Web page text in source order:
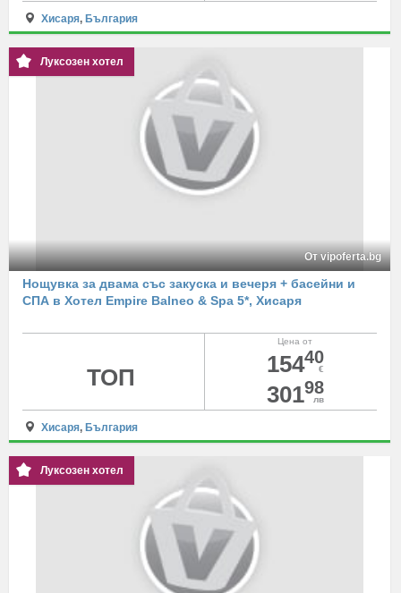
Хисаря, България
Луксозен хотел
От vipoferta.bg
Нощувка за двама със закуска и вечеря + басейни и
СПА в Хотел Empire Balneo & Spa 5*, Хисаря
Цена от
15440
€
30198
лв
ТОП
Хисаря, България
Луксозен хотел